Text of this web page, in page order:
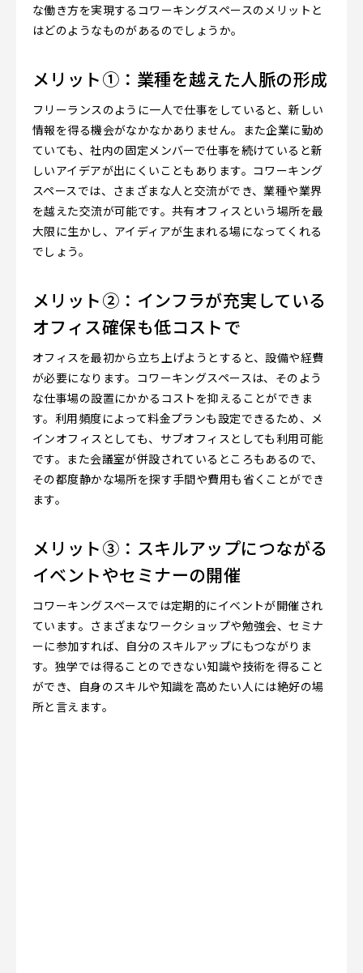
な働き方を実現するコワーキングスペースのメリットと
はどのようなものがあるのでしょうか。
メリット①：業種を越えた人脈の形成
フリーランスのように一人で仕事をしていると、新しい
情報を得る機会がなかなかありません。また企業に勤め
ていても、社内の固定メンバーで仕事を続けていると新
しいアイデアが出にくいこともあります。コワーキング
スペースでは、さまざまな人と交流ができ、業種や業界
を越えた交流が可能です。共有オフィスという場所を最
大限に生かし、アイディアが生まれる場になってくれる
でしょう。
メリット②：インフラが充実している
オフィス確保も低コストで
オフィスを最初から立ち上げようとすると、設備や経費
が必要になります。コワーキングスペースは、そのよう
な仕事場の設置にかかるコストを抑えることができま
す。利用頻度によって料金プランも設定できるため、メ
インオフィスとしても、サブオフィスとしても利用可能
です。また会議室が併設されているところもあるので、
その都度静かな場所を探す手間や費用も省くことができ
ます。
メリット③：スキルアップにつながる
イベントやセミナーの開催
コワーキングスペースでは定期的にイベントが開催され
ています。さまざまなワークショップや勉強会、セミナ
ーに参加すれば、自分のスキルアップにもつながりま
す。独学では得ることのできない知識や技術を得ること
ができ、自身のスキルや知識を高めたい人には絶好の場
所と言えます。